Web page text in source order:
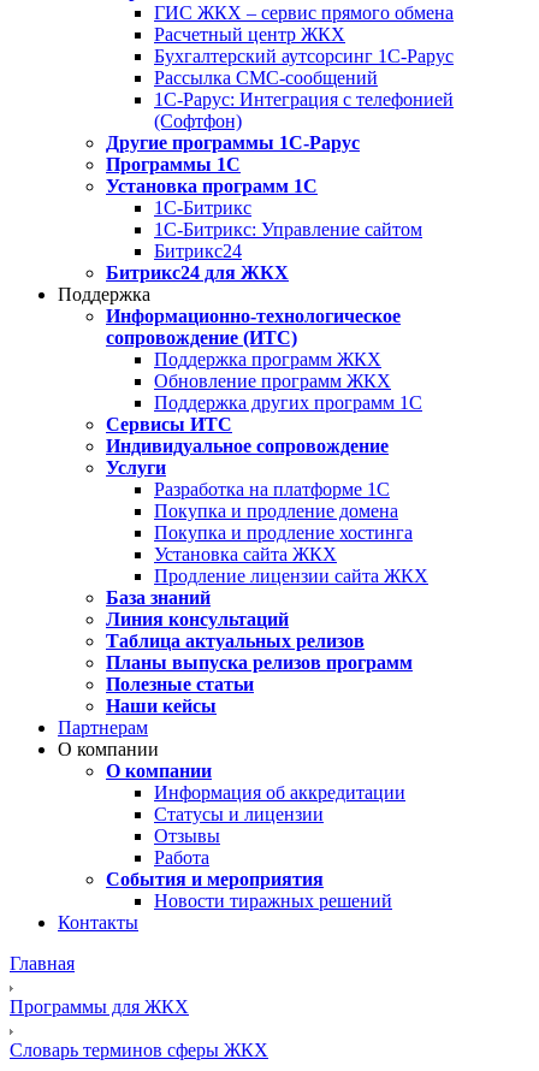
ГИС ЖКХ – сервис прямого обмена
Расчетный центр ЖКХ
Бухгалтерский аутсорсинг 1С-Рарус
Рассылка СМС-сообщений
1С-Рарус: Интеграция с телефонией
(Софтфон)
Другие программы 1С-Рарус
Программы 1С
Установка программ 1С
1С-Битрикс
1С-Битрикс: Управление сайтом
Битрикс24
Битрикс24 для ЖКХ
Поддержка
Информационно-технологическое
сопровождение (ИТС)
Поддержка программ ЖКХ
Обновление программ ЖКХ
Поддержка других программ 1С
Сервисы ИТС
Индивидуальное сопровождение
Услуги
Разработка на платформе 1С
Покупка и продление домена
Покупка и продление хостинга
Установка сайта ЖКХ
Продление лицензии сайта ЖКХ
База знаний
Линия консультаций
Таблица актуальных релизов
Планы выпуска релизов программ
Полезные статьи
Наши кейсы
Партнерам
О компании
О компании
Информация об аккредитации
Статусы и лицензии
Отзывы
Работа
События и мероприятия
Новости тиражных решений
Контакты
Главная
Программы для ЖКХ
Словарь терминов сферы ЖКХ